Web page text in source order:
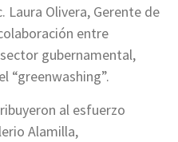
Laura Olivera, Gerente de
entre
gubernamental,
“greenwashing”.
al esfuerzo
Alamilla,